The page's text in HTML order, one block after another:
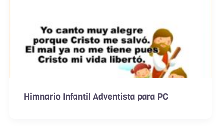
Himnario Infantil Adventista para PC